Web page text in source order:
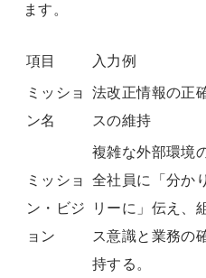
ます。
項目
入力例
ミッショ
ン名
法改正情報の正
スの維持
ミッショ
ン・ビジ
ョン
複雑な外部環境
全社員に「分か
リーに」伝え、
ス意識と業務の
持する。